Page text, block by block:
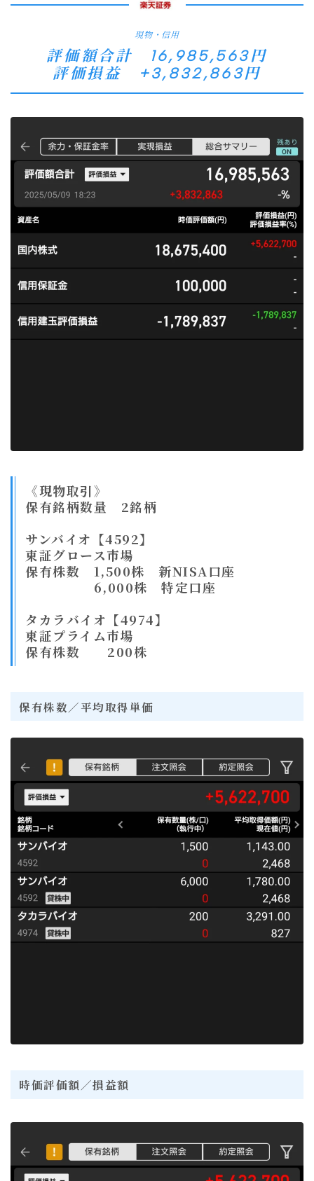
現物・信用
評価額合計 16,985,563円
評価損益 +3,832,863円
《現物取引》
保有銘柄数量 2銘柄
サンバイオ【4592】
東証グロース市場
保有株数 1,500株 新NISA口座
6,000株 特定口座
タカラバイオ【4974】
東証プライム市場
保有株数 200株
保有株数／平均取得単価
時価評価額／損益額